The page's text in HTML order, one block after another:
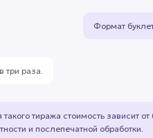
Формат
три раза.
тиража стоимость зависит от
и послепечатной обработки.